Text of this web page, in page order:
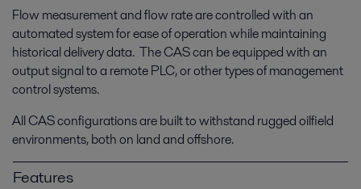
Flow measurement and flow rate are controlled with an
automated system for ease of operation while maintaining
historical delivery data. The CAS can be equipped with an
output signal to a remote PLC, or other types of management
control systems.
All CAS configurations are built to withstand rugged oilfield
environments, both on land and offshore.
Features